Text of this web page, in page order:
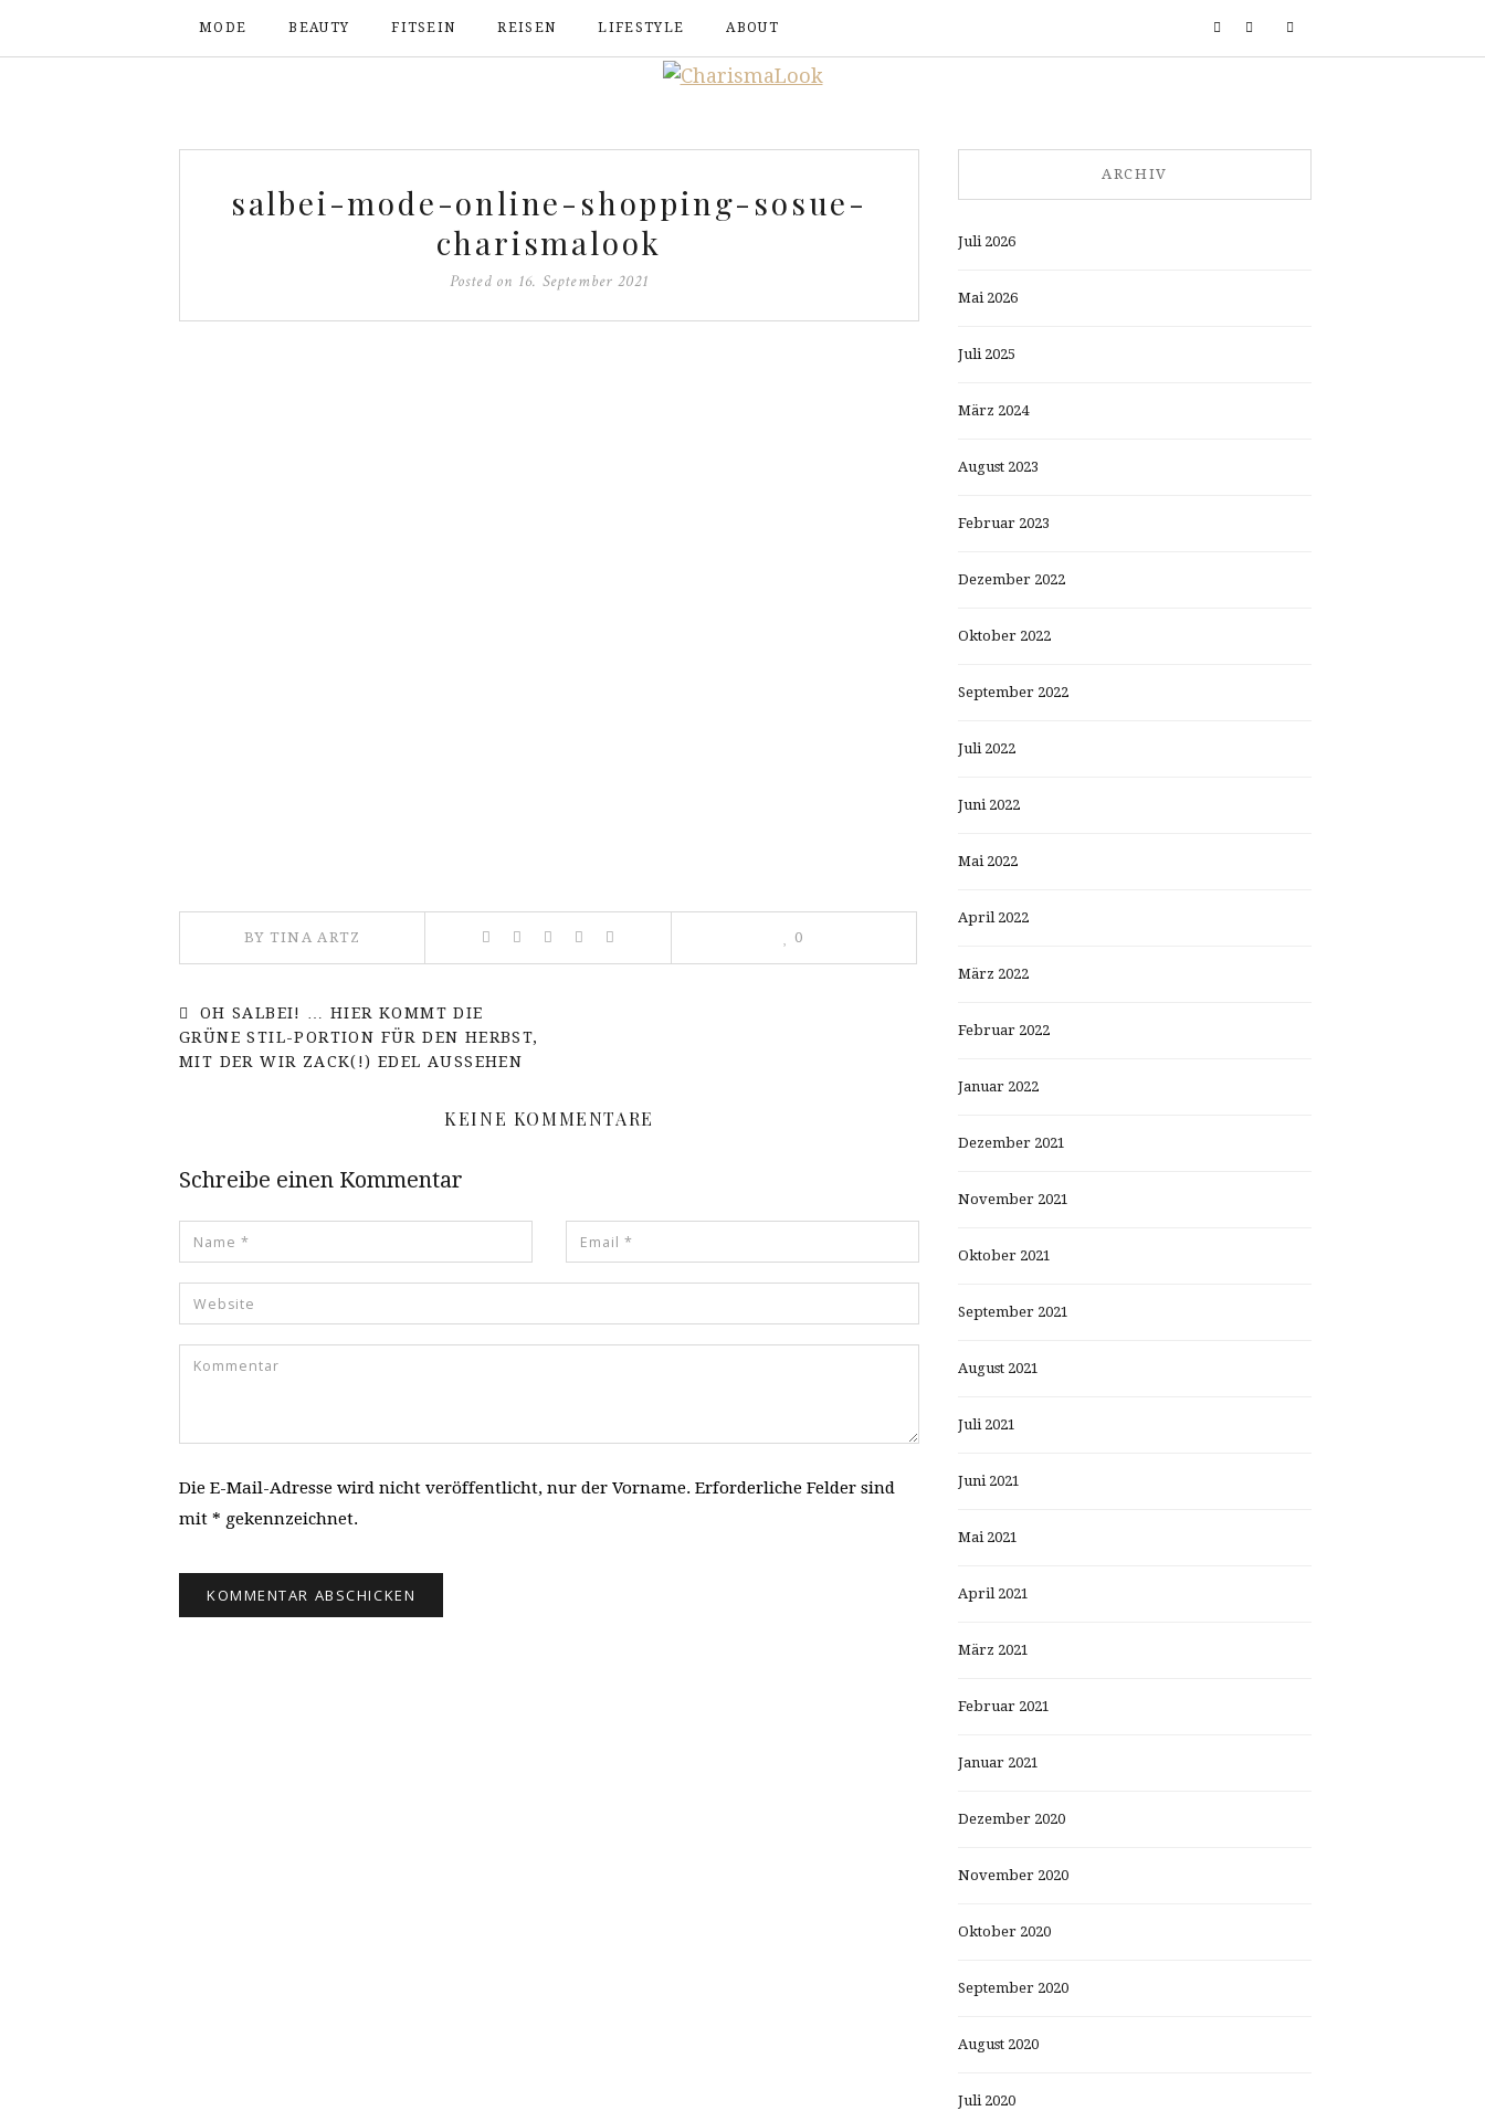
MODE BEAUTY FITSEIN REISEN LIFESTYLE ABOUT
salbei-mode-online-shopping-sosue-
charismalook
Posted on 16. September 2021
BY TINA ARTZ 0
OH SALBEI! … HIER KOMMT DIE
GRÜNE STIL-PORTION FÜR DEN HERBST,
MIT DER WIR ZACK(!) EDEL AUSSEHEN
KEINE KOMMENTARE
Schreibe einen Kommentar
Die E-Mail-Adresse wird nicht veröffentlicht, nur der Vorname. Erforderliche Felder sind
mit * gekennzeichnet.
ARCHIV
Juli 2026
Mai 2026
Juli 2025
März 2024
August 2023
Februar 2023
Dezember 2022
Oktober 2022
September 2022
Juli 2022
Juni 2022
Mai 2022
April 2022
März 2022
Februar 2022
Januar 2022
Dezember 2021
November 2021
Oktober 2021
September 2021
August 2021
Juli 2021
Juni 2021
Mai 2021
April 2021
März 2021
Februar 2021
Januar 2021
Dezember 2020
November 2020
Oktober 2020
September 2020
August 2020
Juli 2020